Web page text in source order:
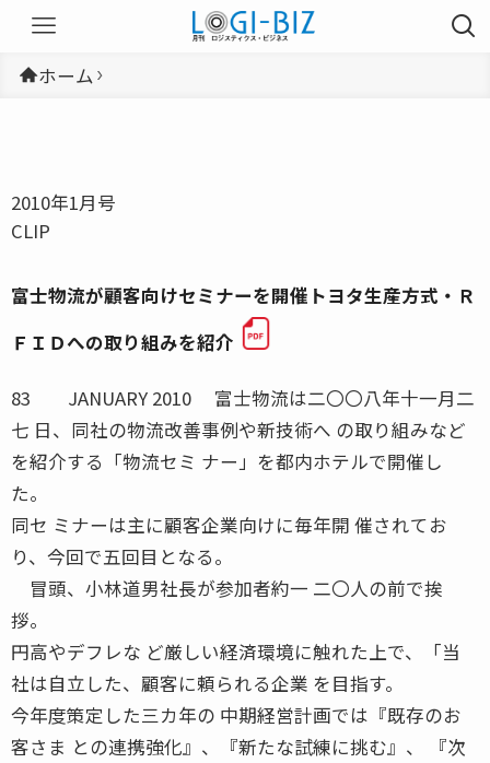
ホーム
2010年1月号
CLIP
富士物流が顧客向けセミナーを開催トヨタ生産方式・Ｒ
ＦＩＤへの取り組みを紹介
83 JANUARY 2010 富士物流は二〇〇八年十一月二
七 日、同社の物流改善事例や新技術へ の取り組みなど
を紹介する「物流セミ ナー」を都内ホテルで開催し
た。
同セ ミナーは主に顧客企業向けに毎年開 催されてお
り、今回で五回目となる。
冒頭、小林道男社長が参加者約一 二〇人の前で挨
拶。
円高やデフレな ど厳しい経済環境に触れた上で、「当
社は自立した、顧客に頼られる企業 を目指す。
今年度策定した三カ年の 中期経営計画では『既存のお
客さま との連携強化』、『新たな試練に挑む』、 『次